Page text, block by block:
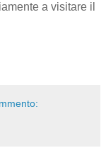
a visitare il